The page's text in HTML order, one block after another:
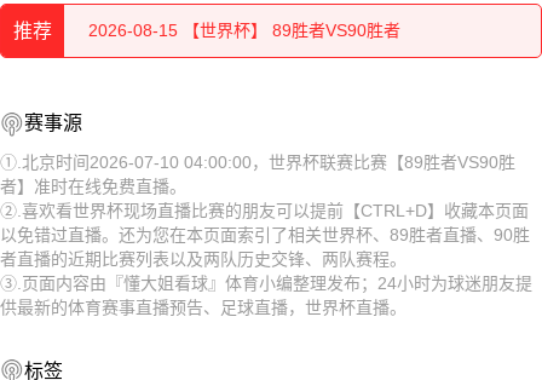
推荐 2026-08-15 【世界杯】 89胜者VS90胜者
2026-08-15 【世界杯】 89胜者VS90胜者
2026-08-15 【世界杯】 89胜者VS90胜者
2026-08-15 【世界杯】 89胜者VS90胜者
2026-08-15 【世界杯】 89胜者VS90胜者
2026-08-15 【世界杯】 89胜者VS90胜者
2026-08-15 【世界杯】 89胜者VS90胜者
赛事源
①.北京时间2026-07-10 04:00:00，世界杯联赛比赛【89胜者VS90胜
者】准时在线免费直播。
②.喜欢看世界杯现场直播比赛的朋友可以提前【CTRL+D】收藏本页面
以免错过直播。还为您在本页面索引了相关世界杯、89胜者直播、90胜
者直播的近期比赛列表以及两队历史交锋、两队赛程。
③.页面内容由『懂大姐看球』体育小编整理发布；24小时为球迷朋友提
供最新的体育赛事直播预告、足球直播，世界杯直播。
标签